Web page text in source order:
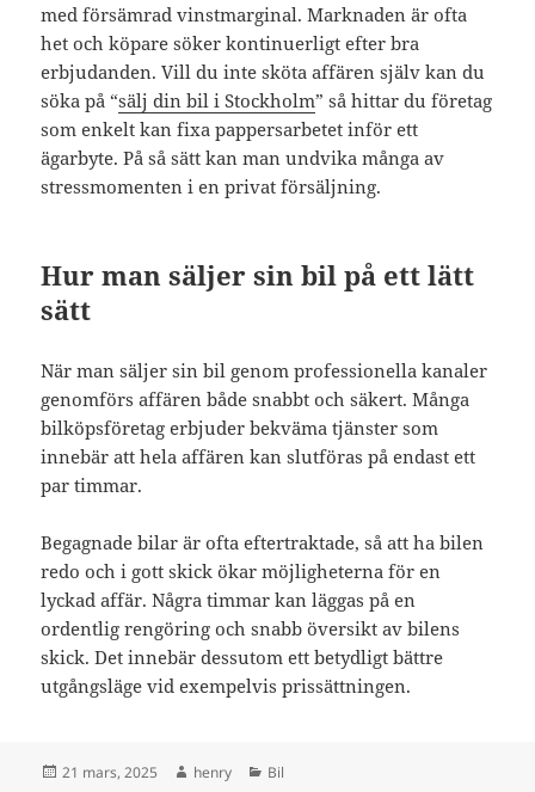
med försämrad vinstmarginal. Marknaden är ofta
het och köpare söker kontinuerligt efter bra
erbjudanden. Vill du inte sköta affären själv kan du
söka på “sälj din bil i Stockholm” så hittar du företag
som enkelt kan fixa pappersarbetet inför ett
ägarbyte. På så sätt kan man undvika många av
stressmomenten i en privat försäljning.
Hur man säljer sin bil på ett lätt
sätt
När man säljer sin bil genom professionella kanaler
genomförs affären både snabbt och säkert. Många
bilköpsföretag erbjuder bekväma tjänster som
innebär att hela affären kan slutföras på endast ett
par timmar.
Begagnade bilar är ofta eftertraktade, så att ha bilen
redo och i gott skick ökar möjligheterna för en
lyckad affär. Några timmar kan läggas på en
ordentlig rengöring och snabb översikt av bilens
skick. Det innebär dessutom ett betydligt bättre
utgångsläge vid exempelvis prissättningen.
Postat
21 mars, 2025 Författare
henry Kategorier
Bil